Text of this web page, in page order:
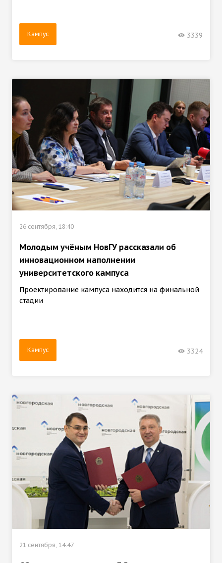
Кампус 3339
26 сентября, 18:40
Молодым учёным НовГУ рассказали об
инновационном наполнении
университетского кампуса
Проектирование кампуса находится на финальной
стадии
Кампус 3324
21 сентября, 14:47